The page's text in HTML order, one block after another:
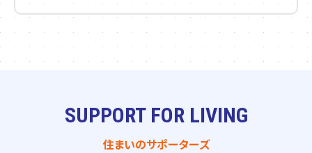
SUPPORT FOR LIVING
住まいのサポーターズ